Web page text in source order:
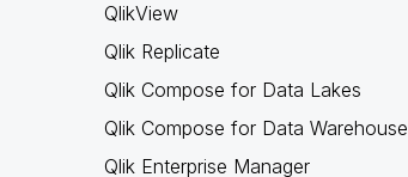
QlikView
Qlik Replicate
Qlik Compose for Data Lakes
Qlik Compose for Data Warehouse
Qlik Enterprise Manager